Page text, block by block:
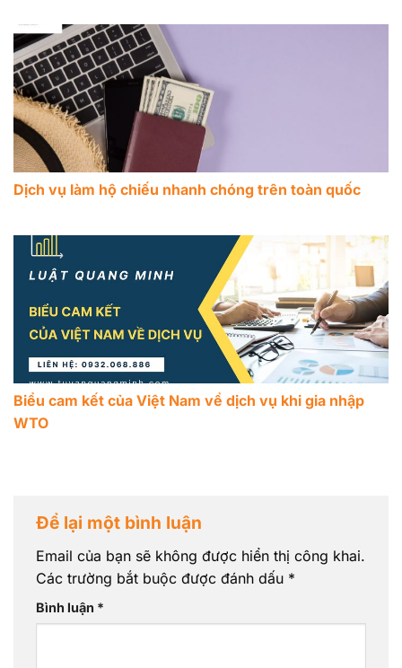
Dịch vụ làm hộ chiếu nhanh chóng trên toàn quốc
Biểu cam kết của Việt Nam về dịch vụ khi gia nhập
WTO
Để lại một bình luận
Email của bạn sẽ không được hiển thị công khai.
Các trường bắt buộc được đánh dấu *
Bình luận *